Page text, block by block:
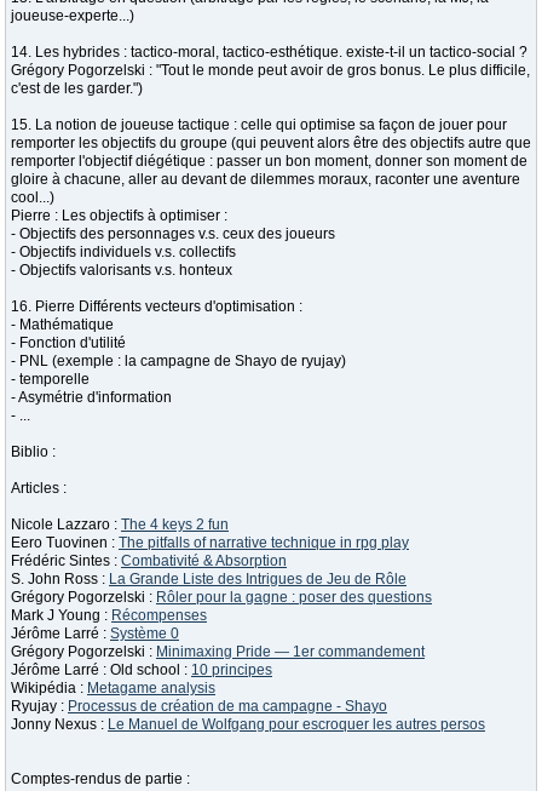
joueuse-experte...)
14. Les hybrides : tactico-moral, tactico-esthétique. existe-t-il un tactico-social ?
Grégory Pogorzelski : "Tout le monde peut avoir de gros bonus. Le plus difficile,
c'est de les garder.")
15. La notion de joueuse tactique : celle qui optimise sa façon de jouer pour
remporter les objectifs du groupe (qui peuvent alors être des objectifs autre que
remporter l'objectif diégétique : passer un bon moment, donner son moment de
gloire à chacune, aller au devant de dilemmes moraux, raconter une aventure
cool...)
Pierre : Les objectifs à optimiser :
- Objectifs des personnages v.s. ceux des joueurs
- Objectifs individuels v.s. collectifs
- Objectifs valorisants v.s. honteux
16. Pierre Différents vecteurs d'optimisation :
- Mathématique
- Fonction d'utilité
- PNL (exemple : la campagne de Shayo de ryujay)
- temporelle
- Asymétrie d'information
- ...
Biblio :
Articles :
Nicole Lazzaro : The 4 keys 2 fun
Eero Tuovinen : The pitfalls of narrative technique in rpg play
Frédéric Sintes : Combativité & Absorption
S. John Ross : La Grande Liste des Intrigues de Jeu de Rôle
Grégory Pogorzelski : Rôler pour la gagne : poser des questions
Mark J Young : Récompenses
Jérôme Larré : Système 0
Grégory Pogorzelski : Minimaxing Pride — 1er commandement
Jérôme Larré : Old school : 10 principes
Wikipédia : Metagame analysis
Ryujay : Processus de création de ma campagne - Shayo
Jonny Nexus : Le Manuel de Wolfgang pour escroquer les autres persos
Comptes-rendus de partie :